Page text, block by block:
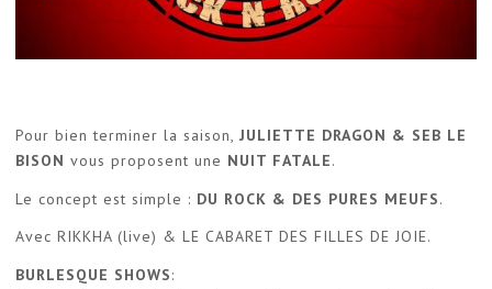
Pour bien terminer la saison, JULIETTE DRAGON & SEB LE
BISON vous proposent une NUIT FATALE.
Le concept est simple : DU ROCK & DES PURES MEUFS.
Avec RIKKHA (live) & LE CABARET DES FILLES DE JOIE.
BURLESQUE SHOWS: